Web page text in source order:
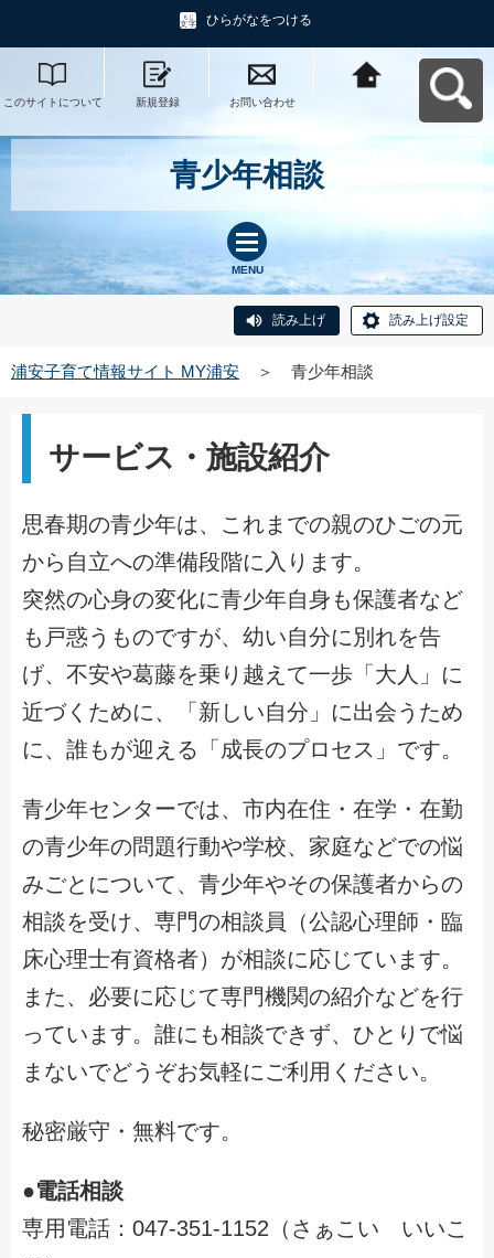
ひらがなをつける
このサイトについて 新規登録 お問い合わせ
青少年相談
MENU
読み上げ 読み上げ設定
浦安子育て情報サイト MY浦安 ＞ 青少年相談
サービス・施設紹介
思春期の青少年は、これまでの親のひごの元
から自立への準備段階に入ります。
突然の心身の変化に青少年自身も保護者など
も戸惑うものですが、幼い自分に別れを告
げ、不安や葛藤を乗り越えて一歩「大人」に
近づくために、「新しい自分」に出会うため
に、誰もが迎える「成長のプロセス」です。
青少年センターでは、市内在住・在学・在勤
の青少年の問題行動や学校、家庭などでの悩
みごとについて、青少年やその保護者からの
相談を受け、専門の相談員（公認心理師・臨
床心理士有資格者）が相談に応じています。
また、必要に応じて専門機関の紹介などを行
っています。誰にも相談できず、ひとりで悩
まないでどうぞお気軽にご利用ください。
秘密厳守・無料です。
●電話相談
専用電話：047-351-1152（さぁこい いいこ